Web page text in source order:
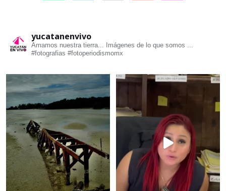
yucatanenvivo
Amamos nuestra tierra... Imágenes de lo que somos ...
#fotografias #fotoperiodismomx